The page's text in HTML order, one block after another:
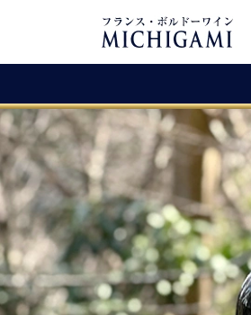
フランスワイ
シャトー・ラ
（赤ワイン）
赤ワイン
白ワイン・ロゼ
シャンパン・
Bag In Box（箱
生産者紹介
シャトー・タイ
ヴィニョーブ
クロ・サン・ヴ
ジョヴェール
シャトー・ルボ